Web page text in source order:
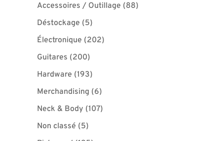
Accessoires / Outillage (88)
Déstockage (5)
Électronique (202)
Guitares (200)
Hardware (193)
Merchandising (6)
Neck & Body (107)
Non classé (5)